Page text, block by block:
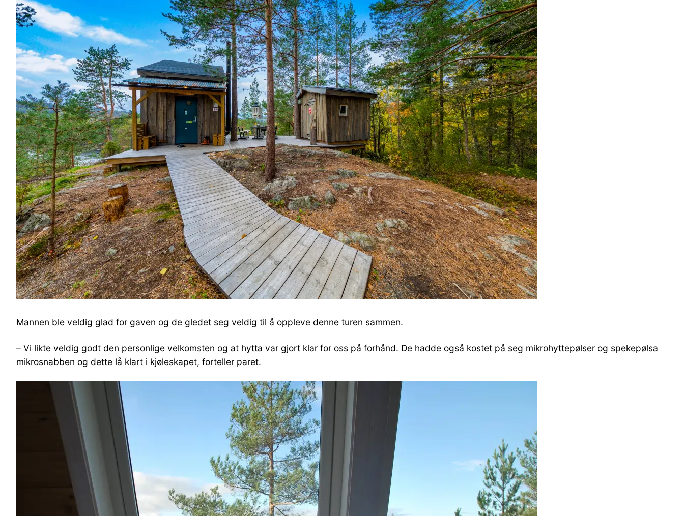
Mannen ble veldig glad for gaven og de gledet seg veldig til å oppleve denne turen sammen.
– Vi likte veldig godt den personlige velkomsten og at hytta var gjort klar for oss på forhånd. De hadde også kostet på seg mikrohyttepølser og spekepølsa
mikrosnabben og dette lå klart i kjøleskapet, forteller paret.